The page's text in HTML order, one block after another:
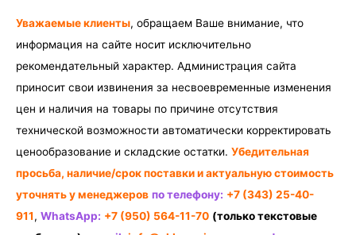
Уважаемые клиенты, обращаем Ваше внимание, что
информация на сайте носит исключительно
рекомендательный характер. Администрация сайта
приносит свои извинения за несвоевременные изменения
цен и наличия на товары по причине отсутствия
технической возможности автоматически корректировать
ценообразование и складские остатки. Убедительная
просьба, наличие/срок поставки и актуальную стоимость
уточнять у менеджеров по телефону: +7 (343) 25-40-
911, WhatsApp: +7 (950) 564-11-70 (только текстовые